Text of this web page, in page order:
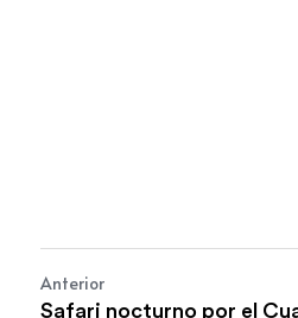
Anterior
Safari nocturno por el